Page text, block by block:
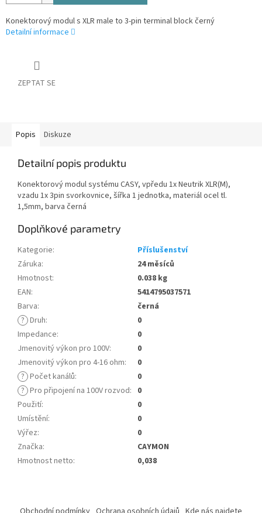
Konektorový modul s XLR male to 3-pin terminal block černý
Detailní informace
ZEPTAT SE
Popis Diskuze
Detailní popis produktu
Konektorový modul systému CASY, vpředu 1x Neutrik XLR(M),
vzadu 1x 3pin svorkovnice, šířka 1 jednotka, materiál ocel tl.
1,5mm, barva černá
Doplňkové parametry
Kategorie:
Příslušenství
Záruka:
24 měsíců
Hmotnost:
0.038 kg
EAN:
5414795037571
Barva:
černá
? Druh:
0
Impedance:
0
Jmenovitý výkon pro 100V:
0
Jmenovitý výkon pro 4-16 ohm:
0
? Počet kanálů:
0
? Pro připojení na 100V rozvod: 0
Použití:
0
Umístění:
0
Výřez:
0
Značka:
CAYMON
Hmotnost netto: 0,038